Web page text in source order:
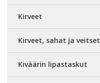
Kirveet
Kirveet, sahat ja veitset
Kiväärin lipastaskut